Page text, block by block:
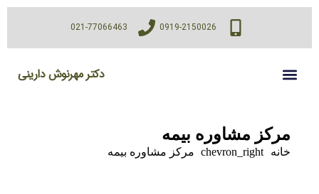
0919-2150026
021-77066463
دکتر مهرنوش دارینی
مرکز مشاوره بیمه
chevron_right مرکز مشاوره بیمه